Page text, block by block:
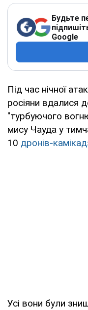
Будьте
Google
Під час нічної
росіяни вдалися
"турбуючого
мису Чауда у
10 дронів-
Усі вони були